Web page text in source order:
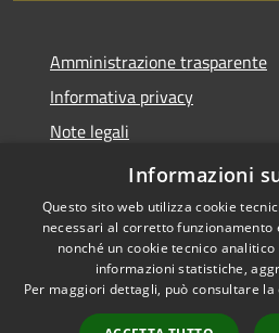
Amministrazione trasparente
Informativa privacy
Note legali
Dichiarazione di accessibilità
Accessibilità
Informazioni
Questo sito web utilizza cookie
necessari al corretto funzionamento
nonché un cookie tecnico
informazioni statistiche,
Per maggiori dettagli, può consultare la